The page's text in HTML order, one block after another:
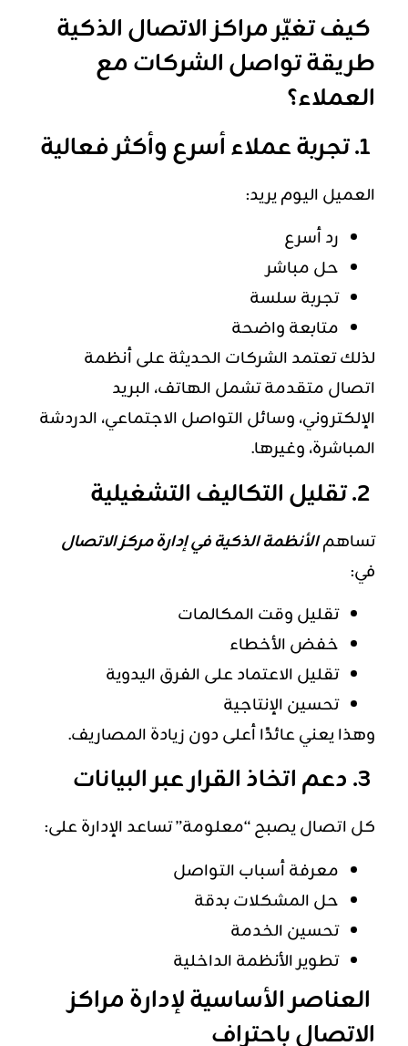
كيف تغيّر مراكز الاتصال الذكية
طريقة تواصل الشركات مع
العملاء؟
العميل اليوم يريد:
رد أسرع
حل مباشر
تجربة سلسة
متابعة واضحة
لذلك تعتمد الشركات الحديثة على أنظمة
اتصال متقدمة تشمل الهاتف، البريد
الإلكتروني، وسائل التواصل الاجتماعي، الدردشة
المباشرة، وغيرها.
تساهمالأنظمة الذكية في إدارة مركز الاتصال
في:
تقليل وقت المكالمات
خفض الأخطاء
تقليل الاعتماد على الفرق اليدوية
تحسين الإنتاجية
وهذا يعني عائدًا أعلى دون زيادة المصاريف.
كل اتصال يصبح “معلومة” تساعد الإدارة على:
معرفة أسباب التواصل
حل المشكلات بدقة
تحسين الخدمة
تطوير الأنظمة الداخلية
العناصر الأساسية لإدارة مراكز
الاتصال باحتراف